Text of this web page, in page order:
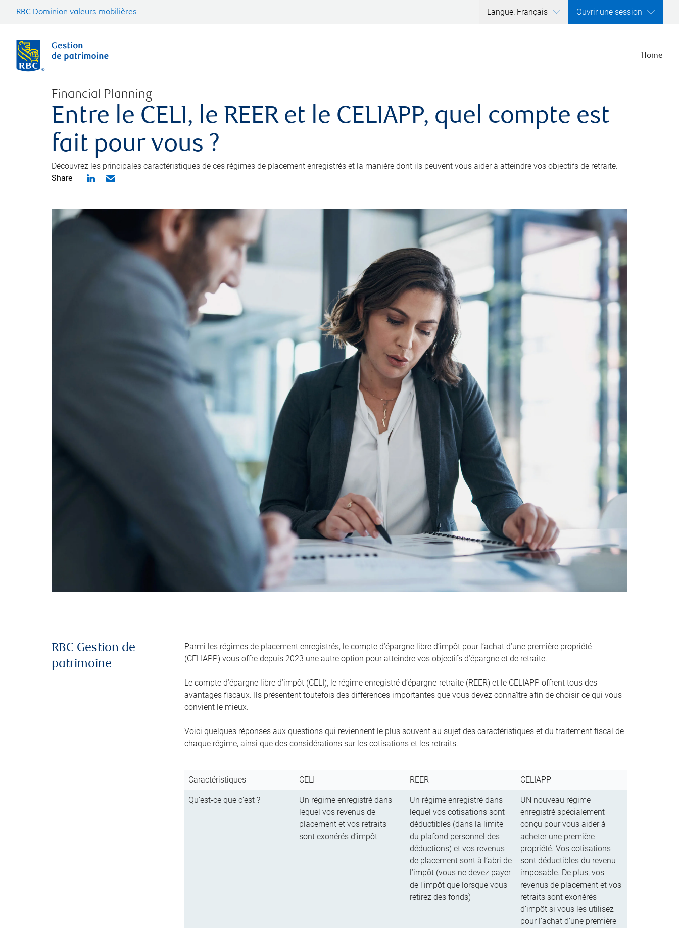
RBC Dominion valeurs mobilières Langue: Français Ouvrir une session
Home
Financial Planning
Entre le CELI, le REER et le CELIAPP, quel compte est
fait pour vous ?
Découvrez les principales caractéristiques de ces régimes de placement enregistrés et la manière dont ils peuvent vous aider à atteindre vos objectifs de retraite.
Share
RBC Gestion de
patrimoine
Parmi les régimes de placement enregistrés, le compte d’épargne libre d’impôt pour l’achat d’une première propriété
(CELIAPP) vous offre depuis 2023 une autre option pour atteindre vos objectifs d’épargne et de retraite.
Le compte d’épargne libre d’impôt (CELI), le régime enregistré d’épargne-retraite (REER) et le CELIAPP offrent tous des
avantages fiscaux. Ils présentent toutefois des différences importantes que vous devez connaître afin de choisir ce qui vous
convient le mieux.
Voici quelques réponses aux questions qui reviennent le plus souvent au sujet des caractéristiques et du traitement fiscal de
chaque régime, ainsi que des considérations sur les cotisations et les retraits.
Caractéristiques CELI REER CELIAPP
Qu’est-ce que c’est ?
Un régime enregistré dans
lequel vos revenus de
placement et vos retraits
sont exonérés d’impôt
Un régime enregistré dans
lequel vos cotisations sont
déductibles (dans la limite
du plafond personnel des
déductions) et vos revenus
de placement sont à l’abri de
l’impôt (vous ne devez payer
de l’impôt que lorsque vous
retirez des fonds)
UN nouveau régime
enregistré spécialement
conçu pour vous aider à
acheter une première
propriété. Vos cotisations
sont déductibles du revenu
imposable. De plus, vos
revenus de placement et vos
retraits sont exonérés
d’impôt si vous les utilisez
pour l’achat d’une première